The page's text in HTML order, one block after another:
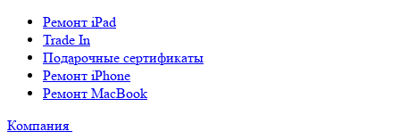
Ремонт iPad
Trade In
Подарочные сертификаты
Ремонт iPhone
Ремонт MacBook
Компания